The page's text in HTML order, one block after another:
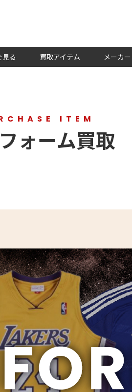
見る 買取アイテム メーカ
ITEM
ォーム買取